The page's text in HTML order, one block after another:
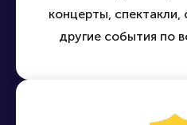
концерты,
другие события по